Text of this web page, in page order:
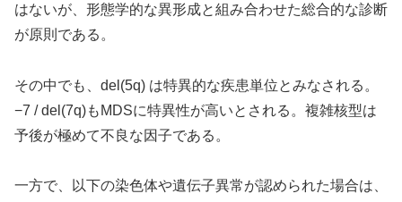
はないが、形態学的な異形成と組み合わせた総合的な診断
が原則である。
その中でも、del(5q) は特異的な疾患単位とみなされる。
−7 / del(7q)もMDSに特異性が高いとされる。複雑核型は
予後が極めて不良な因子である。
一方で、以下の染色体や遺伝子異常が認められた場合は、